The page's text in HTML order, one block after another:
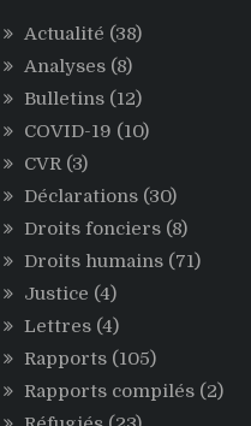
Actualité (38)
Analyses (8)
Bulletins (12)
COVID-19 (10)
CVR(3)
Déclarations (30)
Droits fonciers (8)
Droits humains (71)
Justice (4)
Lettres (4)
Rapports (105)
Rapports compilés (2)